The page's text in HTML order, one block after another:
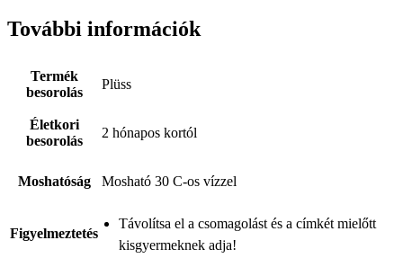
További információk
Termék
besorolás
Plüss
Életkori
besorolás
2 hónapos kortól
Moshatóság Mosható 30 C-os vízzel
Figyelmeztetés
Távolítsa el a csomagolást és a címkét mielőtt
kisgyermeknek adja!